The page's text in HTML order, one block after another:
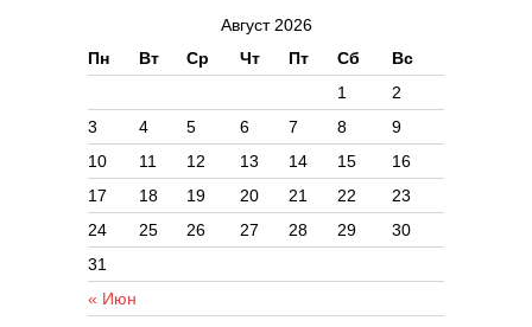
Август 2026
Пн
Вт Ср Чт Пт Сб Вс
« Июн
1
2
3
4 5 6 7 8
9
10
11 12 13 14 15
16
17
18 19 20 21 22
23
24
25 26 27 28 29
30
31